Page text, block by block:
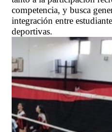
competencia, y busca
integración entre
deportivas.